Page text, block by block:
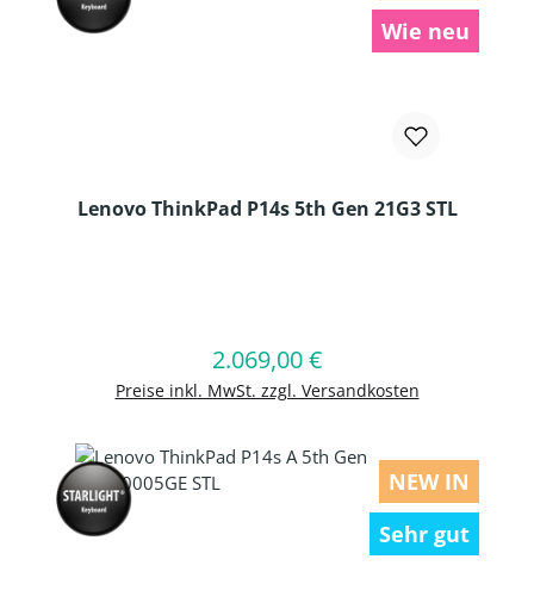
Wie neu
Lenovo ThinkPad P14s 5th Gen 21G3 STL
Regulärer Preis:
2.069,00 €
Preise inkl. MwSt. zzgl. Versandkosten
In den Warenkorb
NEW IN
Sehr gut